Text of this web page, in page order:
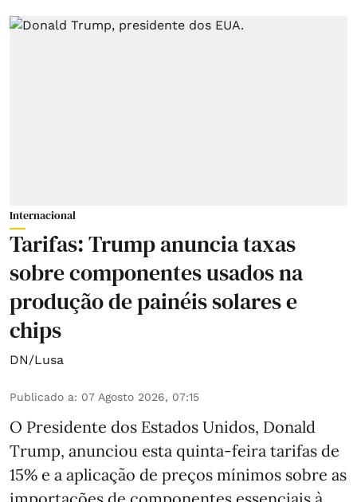
Internacional
Tarifas: Trump anuncia taxas
sobre componentes usados na
produção de painéis solares e
chips
DN/Lusa
Publicado a: 07 Agosto 2026, 07:15
O Presidente dos Estados Unidos, Donald
Trump, anunciou esta quinta-feira tarifas de
15% e a aplicação de preços mínimos sobre as